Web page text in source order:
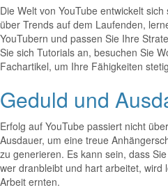
Die Welt von YouTube entwickelt
über Trends auf dem Laufenden,
YouTubern und passen Sie Ihre
Sie sich Tutorials an, besuchen Sie
Fachartikel, um Ihre Fähigkeiten
Geduld und
Erfolg auf YouTube passiert nicht
Ausdauer, um eine treue
zu generieren. Es kann sein, dass
wer dranbleibt und hart arbeitet, wird
Arbeit ernten.